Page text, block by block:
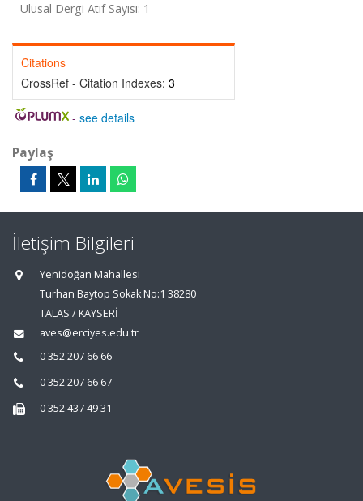
Ulusal Dergi Atıf Sayısı: 1
Citations
CrossRef - Citation Indexes: 3
- see details
Paylaş
İletişim Bilgileri
Yenidoğan Mahallesi
Turhan Baytop Sokak No:1 38280
TALAS / KAYSERİ
aves@erciyes.edu.tr
0 352 207 66 66
0 352 207 66 67
0 352 437 49 31